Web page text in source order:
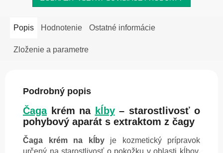
Popis Hodnotenie Ostatné informácie
Zloženie a parametre
Podrobný popis
Čagakrém na kĺby– starostlivosť o
pohybový aparát s extraktom z čagy
Čaga krém na kĺbyje kozmetický prípravok